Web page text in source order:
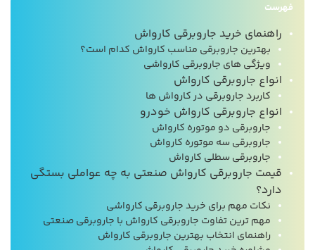
فهرست
راهنمای خرید جاروبرقی کارواش
بهترین جاروبرقی مناسب کارواش کدام است؟
ویژگی های جاروبرقی کارواشی
انواع جاروبرقی کارواش
کاربرد جاروبرقی در کارواش ها
انواع جاروبرقی کارواش خودرو
جاروبرقی دو موتوره کارواش
جاروبرقی سه موتوره کارواش
جاروبرقی سطلی کارواش
قیمت جاروبرقی کارواش صنعتی به چه عواملی بستگی
دارد؟
نکات مهم برای خرید جاروبرقی کارواشی
مهم ترین تفاوت جاروبرقی کارواش با جاروبرقی صنعتی
راهنمای انتخاب بهترین جاروبرقی کارواش